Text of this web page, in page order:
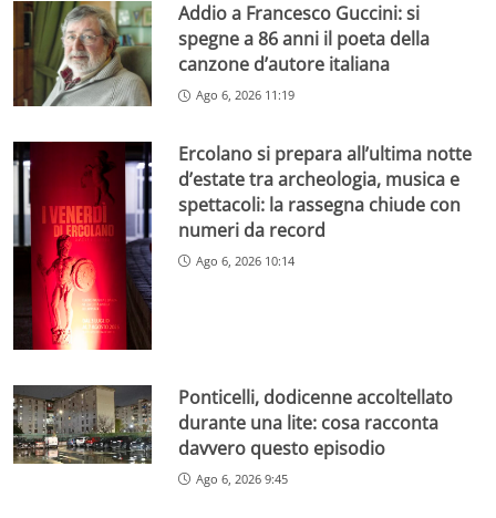
Addio a Francesco Guccini: si
spegne a 86 anni il poeta della
canzone d’autore italiana
Ago 6, 2026 11:19
Ercolano si prepara all’ultima notte
d’estate tra archeologia, musica e
spettacoli: la rassegna chiude con
numeri da record
Ago 6, 2026 10:14
Ponticelli, dodicenne accoltellato
durante una lite: cosa racconta
davvero questo episodio
Ago 6, 2026 9:45